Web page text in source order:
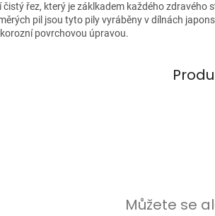
čistý řez, který je záklkadem každého
pil jsou tyto pily vyráběny v dílnách
povrchovou úpravou.
Můžete se